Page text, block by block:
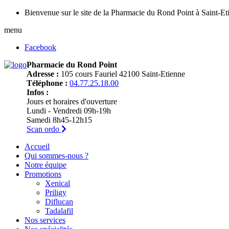
Bienvenue sur le site de la Pharmacie du Rond Point à Saint-
menu
Facebook
Pharmacie du Rond Point
Adresse : 105 cours Fauriel 42100 Saint-Etienne
Téléphone : 04.77.25.18.00
Infos :
Jours et horaires d'ouverture
Lundi - Vendredi 09h-19h
Samedi 8h45-12h15
Scan ordo
Accueil
Qui sommes-nous ?
Notre équipe
Promotions
Xenical
Priligy
Diflucan
Tadalafil
Nos services